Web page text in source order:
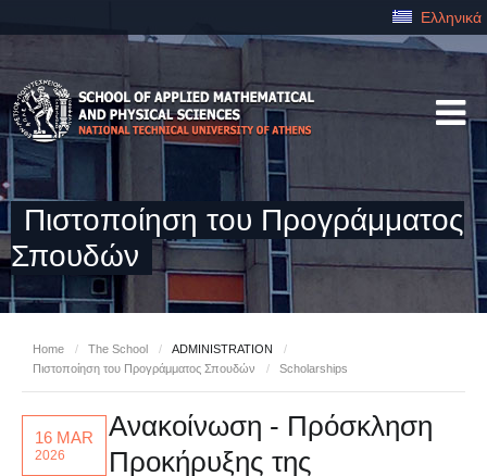
Ελληνικά
Πιστοποίηση του Προγράμματος
Σπουδών
Home / The School / ADMINISTRATION
/
Πιστοποίηση του Προγράμματος Σπουδών
/ Scholarships
16 MAR
2026
Ανακοίνωση - Πρόσκληση
Προκήρυξης της